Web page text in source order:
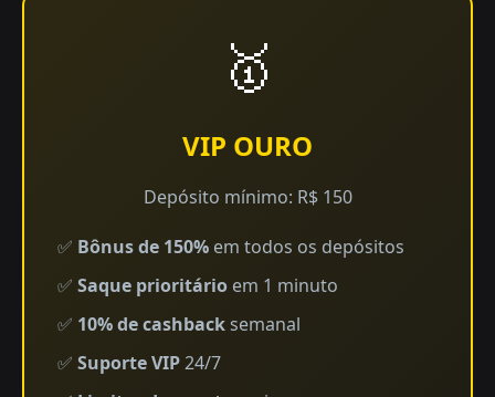
🥇
VIP OURO
Depósito mínimo: R$ 150
✅ Bônus de 150% em todos os depósitos
✅ Saque prioritário em 1 minuto
✅ 10% de cashbacksemanal
✅ Suporte VIP24/7